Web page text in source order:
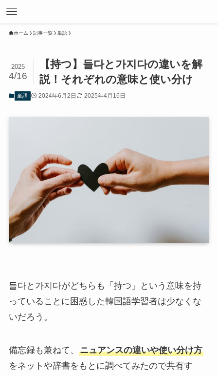
ホーム 記事一覧 単語
【持つ】들다と가지다の違いを解
説！それぞれの意味と使い分け
2025
4/16
単語 2024年6月2日 2025年4月16日
들다と가지다がどちらも「持つ」という意味を持
っていることに困惑した韓国語学習者は少なくな
いだろう。
備忘録も兼ねて、 ニュアンスの違いや使い分け方
をネットや辞書をもとに調べてみたので共有す